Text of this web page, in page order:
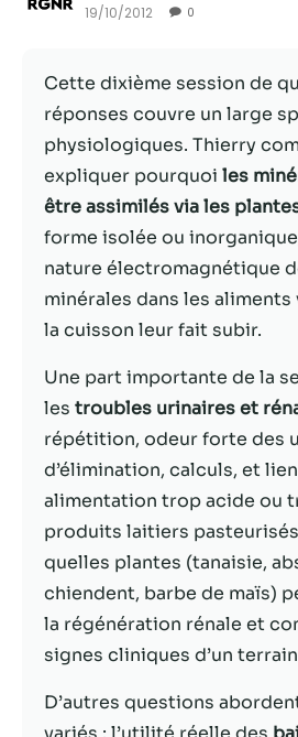
19/10/2012
0
Cette dixième session de
réponses couvre un large
physiologiques. Thierry
expliquer pourquoi les
être assimilés via les
forme isolée ou
nature électromagnétique
minérales dans les
la cuisson leur fait subir.
Une part importante de la
les troubles urinaires et
répétition, odeur forte des
d’élimination, calculs, et
alimentation trop acide ou
produits laitiers
quelles plantes (tanaisie,
chiendent, barbe de maïs)
la régénération rénale et
signes cliniques d’un
D’autres questions